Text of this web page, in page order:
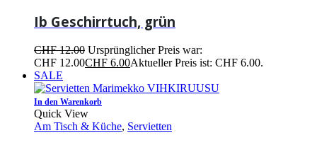
Ib Geschirrtuch, grün
CHF12.00 Ursprünglicher Preis war:
CHF 12.00CHF 6.00Aktueller Preis ist: CHF 6.00.
SALE
In den Warenkorb
Quick View
Am Tisch & Küche, Servietten